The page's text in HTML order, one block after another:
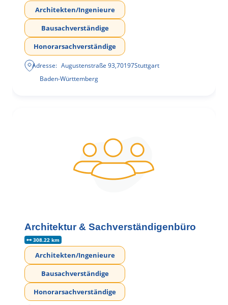
Architekten/Ingenieure
Bausachverständige
Honorarsachverständige
Adresse: Augustenstraße 93,70197Stuttgart
Baden-Württemberg
Architektur & Sachverständigenbüro
308.22 km
Architekten/Ingenieure
Bausachverständige
Honorarsachverständige